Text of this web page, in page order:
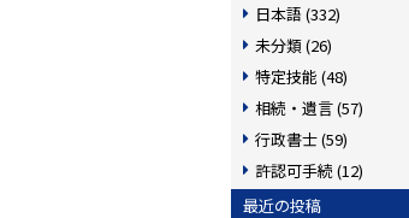
日本語 (332)
未分類 (26)
特定技能 (48)
相続・遺言 (57)
行政書士 (59)
許認可手続 (12)
最近の投稿